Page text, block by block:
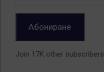
Абониране
Join 17K other subscribers